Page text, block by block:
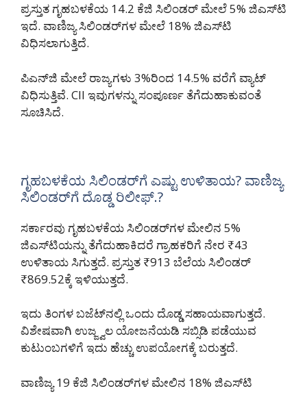
ಪ್ರಸ್ತುತ ಗೃಹಬಳಕೆಯ 14.2 ಕೆಜಿ ಸಿಲಿಂಡರ್ ಮೇಲೆ 5% ಜಿಎಸ್‌ಟಿ
ಇದೆ. ವಾಣಿಜ್ಯ ಸಿಲಿಂಡರ್‌ಗಳ ಮೇಲೆ 18% ಜಿಎಸ್‌ಟಿ
ವಿಧಿಸಲಾಗುತ್ತಿದೆ.
ಪಿಎನ್‌ಜಿ ಮೇಲೆ ರಾಜ್ಯಗಳು 3%ರಿಂದ 14.5% ವರೆಗೆ ವ್ಯಾಟ್
ವಿಧಿಸುತ್ತಿವೆ. CII ಇವುಗಳನ್ನು ಸಂಪೂರ್ಣ ತೆಗೆದುಹಾಕುವಂತೆ
ಸೂಚಿಸಿದೆ.
ಗೃಹಬಳಕೆಯ ಸಿಲಿಂಡರ್‌ಗೆ ಎಷ್ಟು ಉಳಿತಾಯ? ವಾಣಿಜ್ಯ
ಸಿಲಿಂಡರ್‌ಗೆ ದೊಡ್ಡ ರಿಲೀಫ್.?
ಸರ್ಕಾರವು ಗೃಹಬಳಕೆಯ ಸಿಲಿಂಡರ್‌ಗಳ ಮೇಲಿನ 5%
ಜಿಎಸ್‌ಟಿಯನ್ನು ತೆಗೆದುಹಾಕಿದರೆ ಗ್ರಾಹಕರಿಗೆ ನೇರ ₹43
ಉಳಿತಾಯ ಸಿಗುತ್ತದೆ. ಪ್ರಸ್ತುತ ₹913 ಬೆಲೆಯ ಸಿಲಿಂಡರ್
₹869.52ಕ್ಕೆ ಇಳಿಯುತ್ತದೆ.
ಇದು ತಿಂಗಳ ಬಜೆಟ್‌ನಲ್ಲಿ ಒಂದು ದೊಡ್ಡ ಸಹಾಯವಾಗುತ್ತದೆ.
ವಿಶೇಷವಾಗಿ ಉಜ್ಜ್ವಲ ಯೋಜನೆಯಡಿ ಸಬ್ಸಿಡಿ ಪಡೆಯುವ
ಕುಟುಂಬಗಳಿಗೆ ಇದು ಹೆಚ್ಚು ಉಪಯೋಗಕ್ಕೆ ಬರುತ್ತದೆ.
ವಾಣಿಜ್ಯ 19 ಕೆಜಿ ಸಿಲಿಂಡರ್‌ಗಳ ಮೇಲಿನ 18% ಜಿಎಸ್‌ಟಿ